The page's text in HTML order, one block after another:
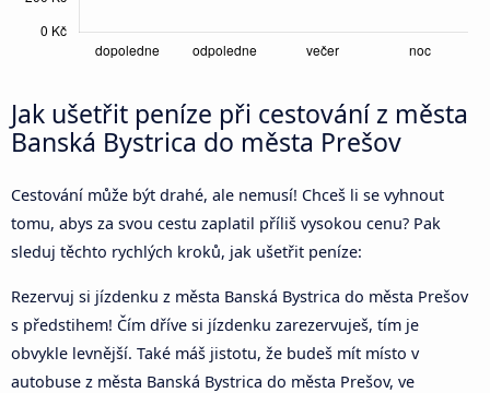
Jak ušetřit peníze při cestování z města
Banská Bystrica do města Prešov
Cestování může být drahé, ale nemusí! Chceš li se vyhnout
tomu, abys za svou cestu zaplatil příliš vysokou cenu? Pak
sleduj těchto rychlých kroků, jak ušetřit peníze:
Rezervuj si jízdenku z města Banská Bystrica do města Prešov
s předstihem! Čím dříve si jízdenku zarezervuješ, tím je
obvykle levnější. Také máš jistotu, že budeš mít místo v
autobuse z města Banská Bystrica do města Prešov, ve